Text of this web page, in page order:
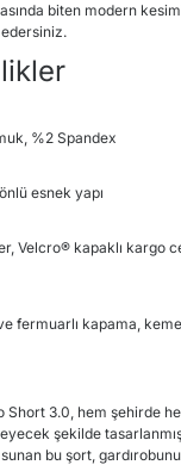
biten modern
%2 Spandex
esnek yapı
Velcro® kapaklı kargo
fermuarlı kapama,
Short 3.0, hem şehirde
şekilde
bu şort,